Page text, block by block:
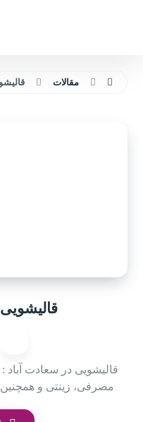
مقالات
قالیشویی در سعادت
مصرفی، زینتی و